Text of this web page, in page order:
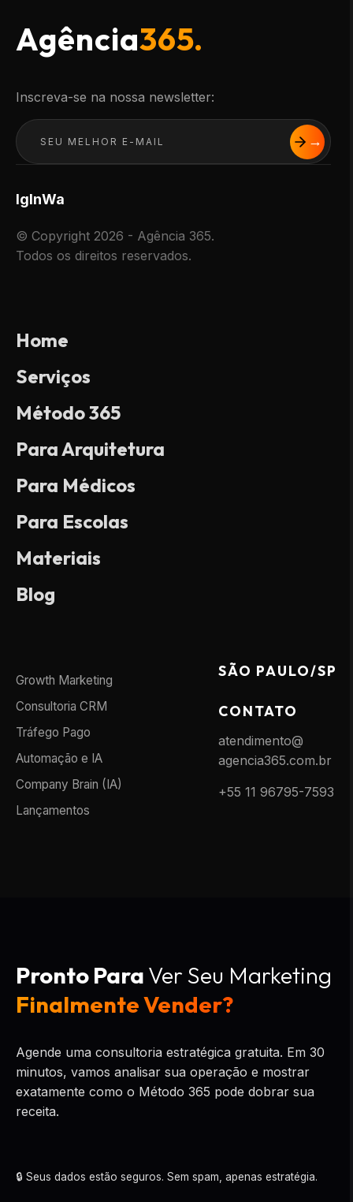
Agência365.
Inscreva-se na nossa newsletter:
IgInWa
© Copyright 2026 - Agência 365.
Todos os direitos reservados.
Home
Serviços
Método 365
Para Arquitetura
Para Médicos
Para Escolas
Materiais
Blog
Growth Marketing
Consultoria CRM
Tráfego Pago
Automação e IA
Company Brain (IA)
Lançamentos
SÃO PAULO/SP
CONTATO
atendimento@
agencia365.com.br
+55 11 96795-7593
Pronto ParaVer Seu Marketing
Finalmente Vender?
Agende uma consultoria estratégica gratuita. Em 30
minutos, vamos analisar sua operação e mostrar
exatamente como o Método 365 pode dobrar sua
receita.
🔒 Seus dados estão seguros. Sem spam, apenas estratégia.